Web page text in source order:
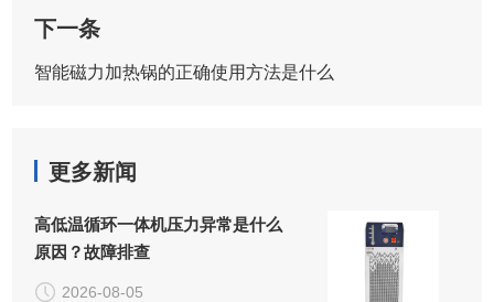
下一条
智能磁力加热锅的正确使用方法是什么
更多新闻
高低温循环一体机压力异常是什么
原因？故障排查
2026-08-05